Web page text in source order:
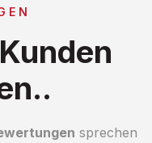
sprechen